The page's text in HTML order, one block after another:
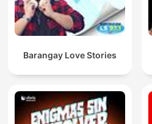
Barangay Love Stories